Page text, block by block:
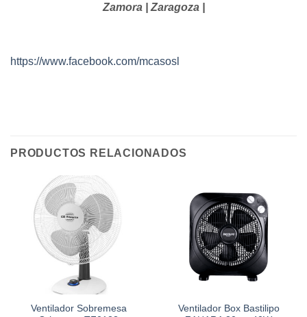
Zamora | Zaragoza |
https://www.facebook.com/mcasosl
PRODUCTOS RELACIONADOS
Ventilador Sobremesa
Ventilador Box Bastilipo